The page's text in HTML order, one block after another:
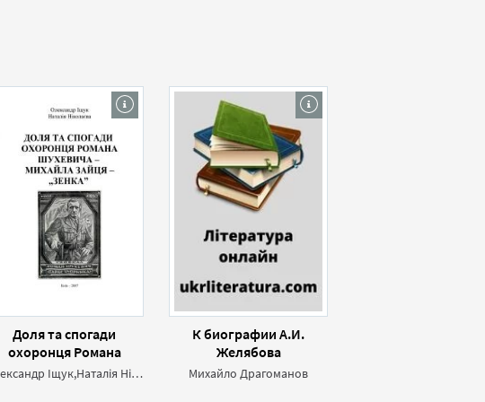
Доля та спогади
охоронця Романа
- МихайлаОлександр Іщук,Наталія Ніколаєва
К биографии А.И.
Желябова
Михайло Драгоманов